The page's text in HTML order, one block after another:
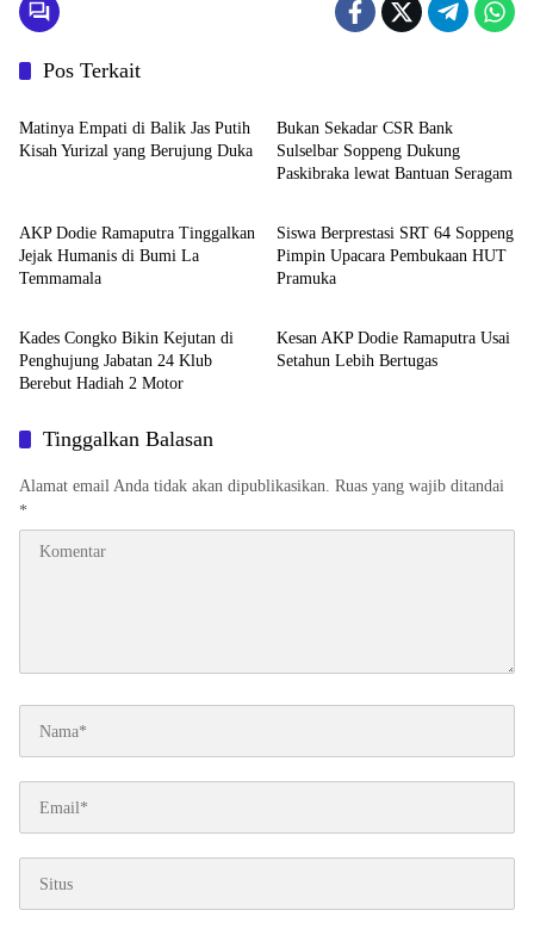
Pos Terkait
Metro
Matinya Empati di Balik Jas Putih
Kisah Yurizal yang Berujung Duka
Bukan Sekadar CSR Bank
Sulselbar Soppeng Dukung
Paskibraka lewat Bantuan Seragam
AKP Dodie Ramaputra Tinggalkan
Jejak Humanis di Bumi La
Temmamala
Metro
Siswa Berprestasi SRT 64 Soppeng
Pimpin Upacara Pembukaan HUT
Pramuka
Metro
Kades Congko Bikin Kejutan di
Penghujung Jabatan 24 Klub
Berebut Hadiah 2 Motor
Metro
Kesan AKP Dodie Ramaputra Usai
Setahun Lebih Bertugas
Tinggalkan Balasan
Alamat email Anda tidak akan dipublikasikan. Ruas yang wajib ditandai
*